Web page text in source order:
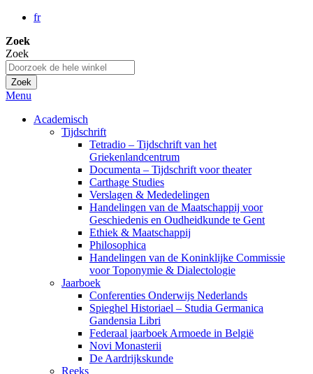
fr
Zoek
Zoek
Zoek
Menu
Academisch
Tijdschrift
Tetradio – Tijdschrift van het
Griekenlandcentrum
Documenta – Tijdschrift voor theater
Carthage Studies
Verslagen & Mededelingen
Handelingen van de Maatschappij voor
Geschiedenis en Oudheidkunde te Gent
Ethiek & Maatschappij
Philosophica
Handelingen van de Koninklijke Commissie
voor Toponymie & Dialectologie
Jaarboek
Conferenties Onderwijs Nederlands
Spieghel Historiael – Studia Germanica
Gandensia Libri
Federaal jaarboek Armoede in België
Novi Monasterii
De Aardrijkskunde
Reeks